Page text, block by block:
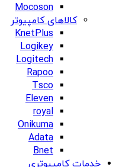
Mocoson
کالاهای کامپیوتر
KnetPlus
Logikey
Logitech
Rapoo
Tsco
Eleven
royal
Onikuma
Adata
Bnet
خدمات کامپیوتری